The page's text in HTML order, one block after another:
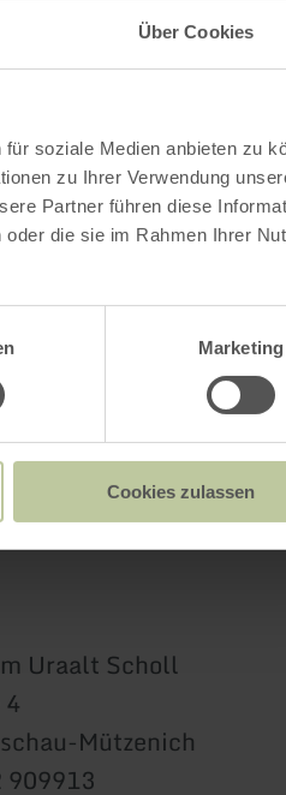
Über Cookies
soziale Medien anbieten zu
zu Ihrer Verwendung
Partner führen diese
die sie im Rahmen Ihrer
Marketing
Cookies zulassen
Uraalt Scholl
Mützenich
909913